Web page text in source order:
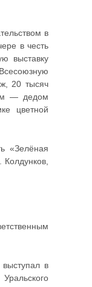
в
в честь
выставку
20 тысяч
— дедом
цветной
«Зелёная
в